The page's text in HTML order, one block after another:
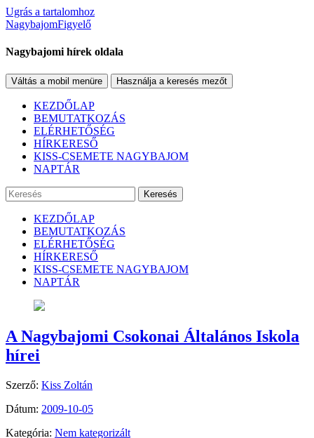
Ugrás a tartalomhoz
NagybajomFigyelő
Nagybajomi hírek oldala
Váltás a mobil menüre Használja a keresés mezőt
KEZDŐLAP
BEMUTATKOZÁS
ELÉRHETŐSÉG
HÍRKERESŐ
KISS-CSEMETE NAGYBAJOM
NAPTÁR
Keresés
KEZDŐLAP
BEMUTATKOZÁS
ELÉRHETŐSÉG
HÍRKERESŐ
KISS-CSEMETE NAGYBAJOM
NAPTÁR
A Nagybajomi Csokonai Általános Iskola
hírei
Szerző: Kiss Zoltán
Dátum: 2009-10-05
Kategória: Nem kategorizált